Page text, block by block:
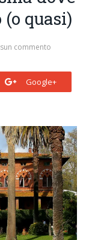
quasi)
commento
Google+